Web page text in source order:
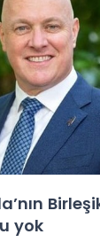
yok